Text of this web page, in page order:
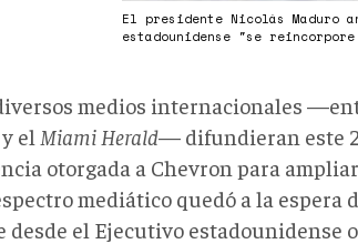
El presidente Nicolás Maduro
estadounidense "se
medios internacionales
y el Miami Herald— difundieran este
otorgada a Chevron para
mediático quedó a la espera
desde el Ejecutivo estadounidense